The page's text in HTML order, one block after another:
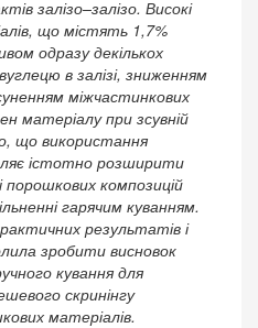
залізо–залізо. Високі
що містять 1,7%
одразу декількох
в залізі, зниженням
міжчастинкових
матеріалу при зсувній
що використання
істотно розширити
композицій
гарячим куванням.
результатів і
зробити висновок
кування для
скринінгу
матеріалів.